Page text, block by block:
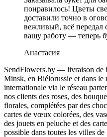
понравилось! Цветы
доставили точно в
вежливый, всё передал
вашу работу — теперь
Анастасия
SendFlowers.by — livraison de
Minsk, en Biélorussie et dans
internationale via le réseau
nos clients des roses, des
florales, complétées par des
cartes de vœux colorées, des
des jouets en peluche et des
possible dans toutes les villes